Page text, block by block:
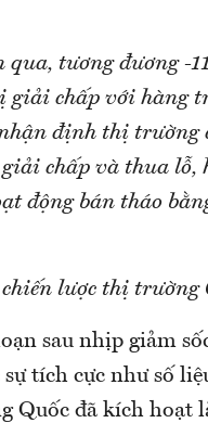
qua, tương đương -
giải chấp với hàng
định thị trường
chấp và thua
động bán tháo
chiến lược thị trường
sau nhịp giảm
tích cực như số
Quốc đã kích hoạt